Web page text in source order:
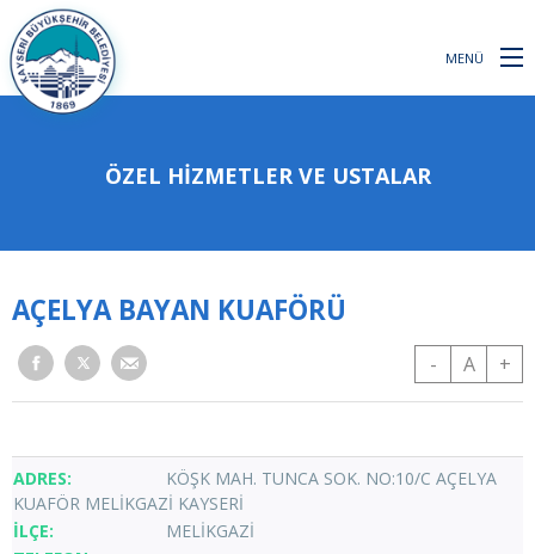
MENÜ
ÖZEL HİZMETLER VE USTALAR
AÇELYA BAYAN KUAFÖRÜ
- A +
KÖŞK MAH. TUNCA SOK. NO:10/C AÇELYA
KUAFÖR MELİKGAZİ KAYSERİ
MELİKGAZİ